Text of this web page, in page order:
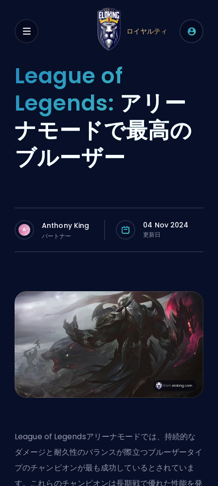
ロイヤルティ
League of
Legends: アリー
ナモードで最高の
ブルーザー
A Anthony King
パートナー
04 Nov 2024
更新日
League of Legendsアリーナモードでは、持続的な
ダメージと耐久性のバランスが際立つブルーザータイ
プのチャンピオンが最も成功しているとされていま
す。これらのチャンピオンは長期戦で優れた性能を発